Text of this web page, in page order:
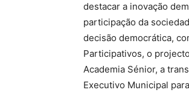
destacar a inovação
participação da
decisão democrática,
Participativos, o
Academia Sénior, a
Executivo Municipal